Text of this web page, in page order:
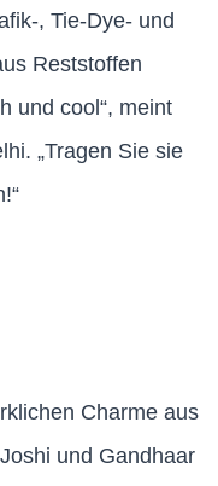
, Tie-Dye- und
Reststoffen
und cool“, meint
„Tragen Sie sie
Charme aus
und Gandhaar